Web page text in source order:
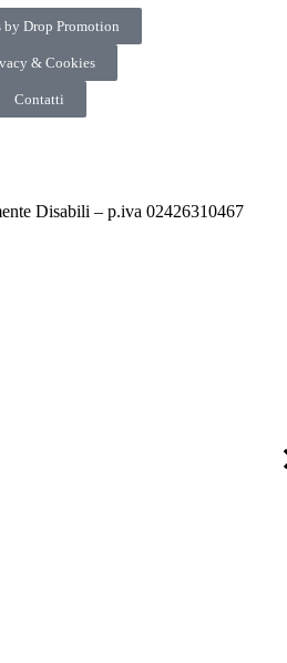
Disabili – p.iva 02426310467
by Drop Promotion
& Cookies
Contatti